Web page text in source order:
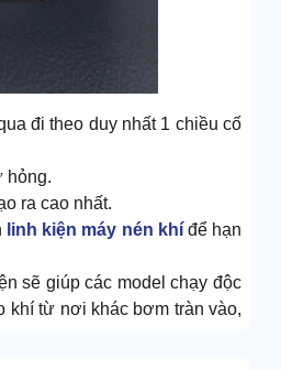
đi theo duy nhất 1 chiều cố
hỏng.
ra cao nhất.
linh kiện máy nén khíđể hạn
sẽ giúp các model chạy độc
khí từ nơi khác bơm tràn vào,